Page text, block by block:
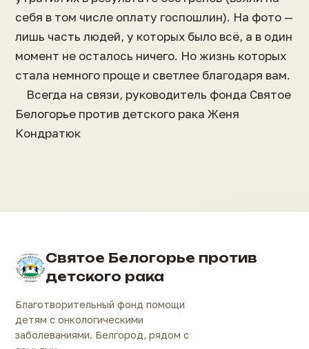
себя в том числе оплату госпошлин). На фото —
лишь часть людей, у которых было всё, а в один
момент не осталось ничего. Но жизнь которых
стала немного проще и светлее благодаря вам.
⠀ Всегда на связи, руководитель фонда Святое
Белогорье против детского рака Женя
Кондратюк
Святое Белогорье против
детского рака
Благотворительный фонд помощи
детям с онкологическими
заболеваниями. Белгород, рядом с